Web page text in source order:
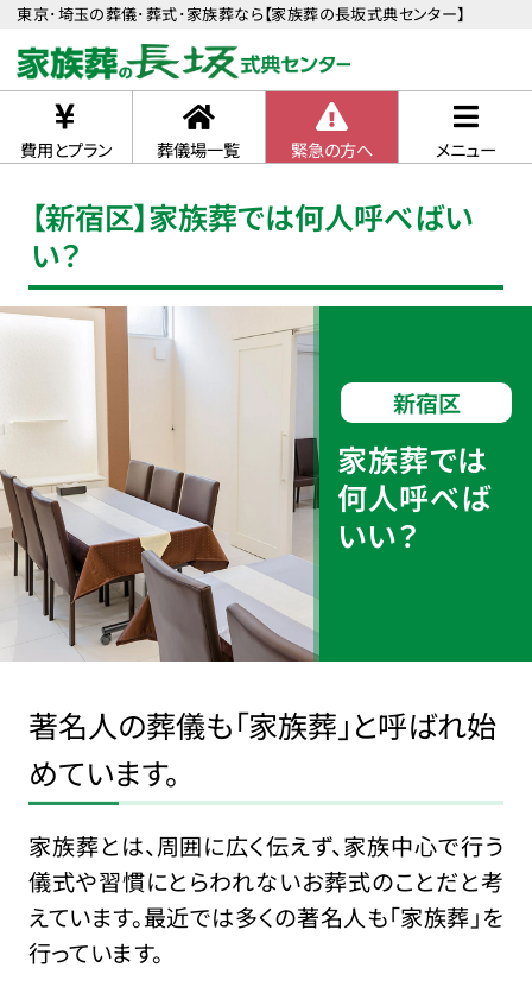
東京･埼玉の葬儀･葬式･家族葬なら【家族葬の長坂式典センター】
費用とプラン 葬儀場一覧 緊急の方へ メニュー
【新宿区】家族葬では何人呼べばい
い？
新宿区
家族葬では
何人呼べば
いい？
著名人の葬儀も「家族葬」と呼ばれ始
めています。
家族葬とは、周囲に広く伝えず、家族中心で行う
儀式や習慣にとらわれないお葬式のことだと考
えています。最近では多くの著名人も「家族葬」を
行っています。